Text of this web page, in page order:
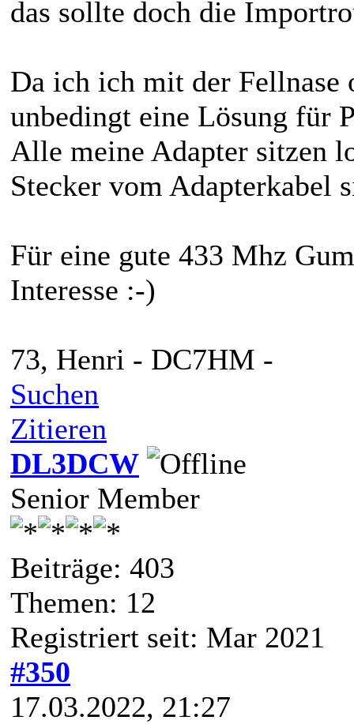
das sollte doch die
Da ich ich mit der Fellnase
unbedingt eine Lösung für
Alle meine Adapter sitzen
Stecker vom Adapterkabel
Für eine gute 433 Mhz
Interesse :-)
73, Henri - DC7HM -
Suchen
Zitieren
DL3DCW
Senior Member
Beiträge: 403
Themen: 12
Registriert seit: Mar 2021
#350
17.03.2022, 21:27